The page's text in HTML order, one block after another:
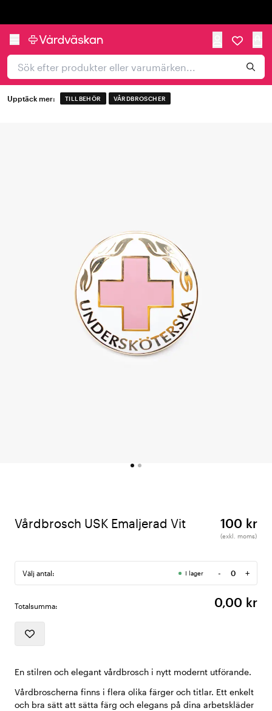
Upptäck mer: TILLBEHÖR VÅRDBROSCHER
Vårdbrosch USK Emaljerad Vit 100 kr
(exkl. moms)
Välj antal: I lager -
Antal
+
Totalsumma: 0,00 kr
En stilren och elegant vårdbrosch i nytt modernt utförande.
Vårdbroscherna finns i flera olika färger och titlar. Ett enkelt
och bra sätt att sätta färg och elegans på dina arbetskläder